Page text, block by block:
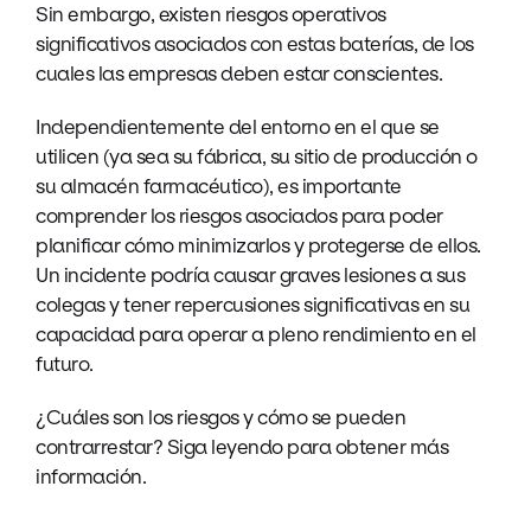
Sin embargo, existen riesgos operativos
significativos asociados con estas baterías, de los
cuales las empresas deben estar conscientes.
Independientemente del entorno en el que se
utilicen (ya sea su fábrica, su sitio de producción o
su almacén farmacéutico), es importante
comprender los riesgos asociados para poder
planificar cómo minimizarlos y protegerse de ellos.
Un incidente podría causar graves lesiones a sus
colegas y tener repercusiones significativas en su
capacidad para operar a pleno rendimiento en el
futuro.
¿Cuáles son los riesgos y cómo se pueden
contrarrestar? Siga leyendo para obtener más
información.